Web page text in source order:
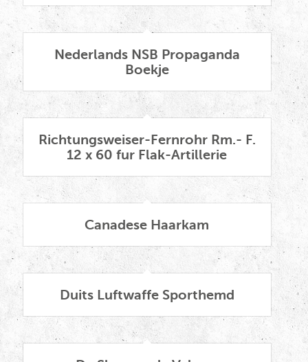
Nederlands NSB Propaganda
Boekje
Richtungsweiser-Fernrohr Rm.- F.
12 x 60 fur Flak-Artillerie
Canadese Haarkam
Duits Luftwaffe Sporthemd